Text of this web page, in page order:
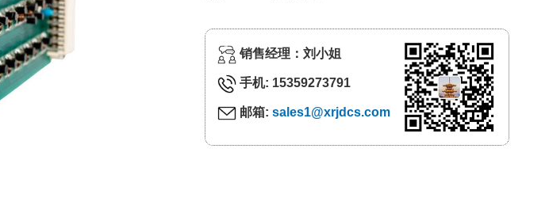
销售经理：刘小姐
手机: 15359273791
邮箱: sales1@xrjdcs.com